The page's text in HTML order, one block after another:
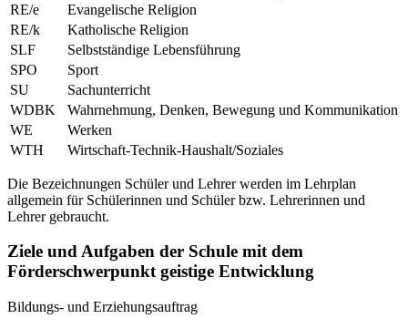
RE/e
Evangelische Religion
RE/k
Katholische Religion
SLF
Selbstständige Lebensführung
SPO
Sport
SU
Sachunterricht
WDBK
Wahrnehmung, Denken, Bewegung und Kommunikation
WE
Werken
WTH
Wirtschaft-Technik-Haushalt/Soziales
Die Bezeichnungen Schüler und Lehrer werden im Lehrplan
allgemein für Schülerinnen und Schüler bzw. Lehrerinnen und
Lehrer gebraucht.
Ziele und Aufgaben der Schule mit dem
Förderschwerpunkt geistige Entwicklung
Bildungs- und Erziehungsauftrag